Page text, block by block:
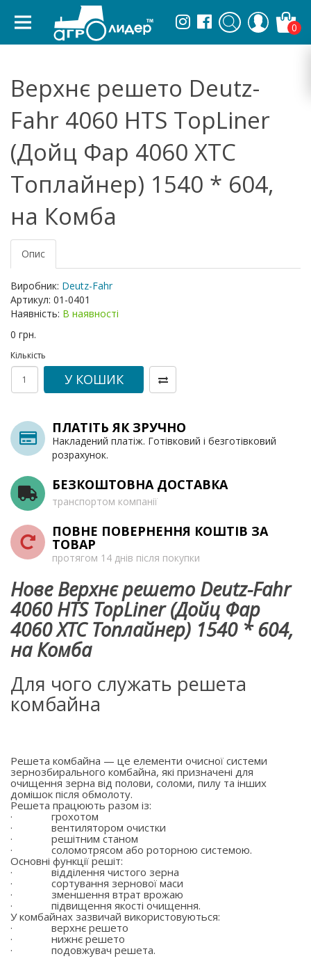
0
Верхнє решето Deutz-
Fahr 4060 HTS TopLiner
(Дойц Фар 4060 ХТС
Топлайнер) 1540 * 604,
на Комба
Опис
Виробник: Deutz-Fahr
Артикул: 01-0401
Наявність: В наявності
0 грн.
Кількість
У КОШИК
ПЛАТІТЬ ЯК ЗРУЧНО
Накладений платіж. Готівковий і безготівковий
розрахунок.
БЕЗКОШТОВНА ДОСТАВКА
транспортом компанії
ПОВНЕ ПОВЕРНЕННЯ КОШТІВ ЗА
ТОВАР
протягом 14 днів після покупки
Нове Верхнє решето Deutz-Fahr
4060 HTS TopLiner (Дойц Фар
4060 ХТС Топлайнер) 1540 * 604,
на Комба
Для чого служать решета
комбайна
Решета комбайна — це елементи очисної системи
зернозбирального комбайна, які призначені для
очищення зерна від полови, соломи, пилу та інших
домішок після обмолоту.
Решета працюють разом із:
·
грохотом
·
вентилятором очистки
·
решітним станом
·
соломотрясом або роторною системою.
Основні функції решіт:
·
відділення чистого зерна
·
сортування зернової маси
·
зменшення втрат врожаю
·
підвищення якості очищення.
У комбайнах зазвичай використовуються:
·
верхнє решето
·
нижнє решето
·
подовжувач решета.